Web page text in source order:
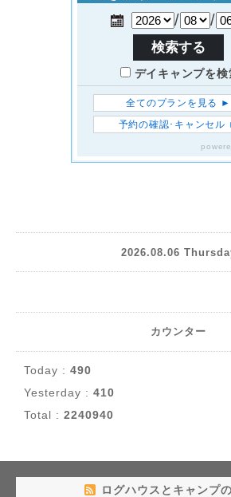
2026.08.06
カウンター
Today : 490
Yesterday : 410
Total : 2240940
ログハウスとキャンプ